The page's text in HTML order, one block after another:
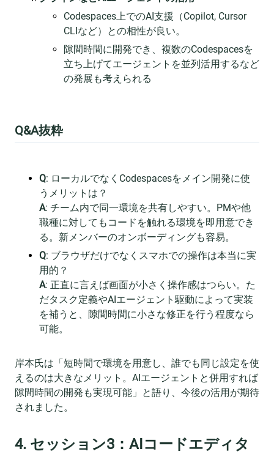
Codespaces上でのAI支援（Copilot, Cursor
CLIなど）との相性が良い。
隙間時間に開発でき、複数のCodespacesを
立ち上げてエージェントを並列活用するなど
の発展も考えられる
Q&A抜粋
Q: ローカルでなくCodespacesをメイン開発に使
うメリットは？
A: チーム内で同一環境を共有しやすい。PMや他
職種に対してもコードを触れる環境を即用意でき
る。新メンバーのオンボーディングも容易。
Q: ブラウザだけでなくスマホでの操作は本当に実
用的？
A: 正直に言えば画面が小さく操作感はつらい。た
だタスク定義やAIエージェント駆動によって実装
を補うと、隙間時間に小さな修正を行う程度なら
可能。
岸本氏は「短時間で環境を用意し、誰でも同じ設定を使
えるのは大きなメリット。AIエージェントと併用すれば
隙間時間の開発も実現可能」と語り、今後の活用が期待
されました。
4. セッション3：AIコードエディタ